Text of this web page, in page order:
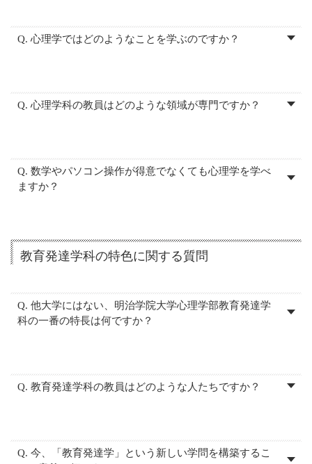
Q. 心理学ではどのようなことを学ぶのですか？
Q. 心理学科の教員はどのような領域が専門ですか？
Q. 数学やパソコン操作が得意でなくても心理学を学べ
ますか？
教育発達学科の特色に関する質問
Q. 他大学にはない、明治学院大学心理学部教育発達学
科の一番の特長は何ですか？
Q. 教育発達学科の教員はどのような人たちですか？
Q. 今、「教育発達学」という新しい学問を構築するこ